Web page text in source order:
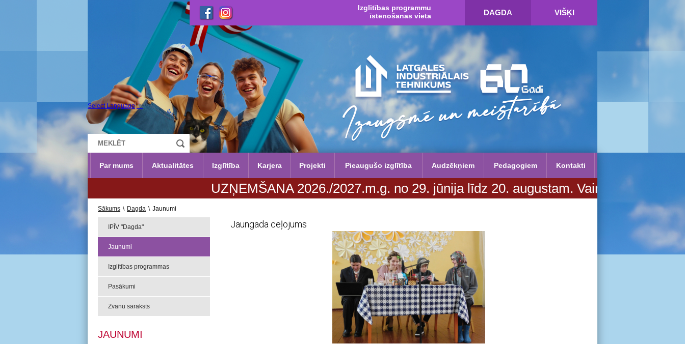
Select Language ▼
Izglītības programmu
īstenošanas vieta
DAGDA VIŠĶI
Par mums Aktualitātes Izglītība Karjera Projekti Pieaugušo izglītība Audzēkņiem Pedagogiem Kontakti
UZŅEMŠANA 2026./2027.m.g. no 29. jūnija līdz 20. augustam. Vairāk informācijas SPIED ŠEIT!
Sākums \ Dagda \ Jaunumi
IPĪV "Dagda"
Jaunumi
Izglītības programmas
Pasākumi
Zvanu saraksts
JAUNUMI
Jaungada ceļojums